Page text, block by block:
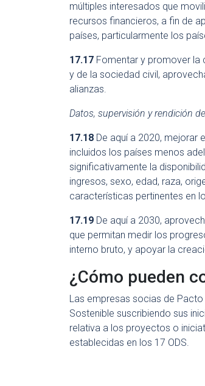
múltiples interesados que
recursos financieros, a fin de
países, particularmente los
17.17 Fomentar y promover la
y de la sociedad civil,
alianzas.
Datos, supervisión y rendición
17.18 De aquí a 2020, mejorar
incluidos los países menos
significativamente la
ingresos, sexo, edad, raza,
características pertinentes en
17.19 De aquí a 2030,
que permitan medir los
interno bruto, y apoyar la
¿Cómo pueden
Las empresas socias de
Sostenible suscribiendo sus
relativa a los proyectos o
establecidas en los 17 ODS.